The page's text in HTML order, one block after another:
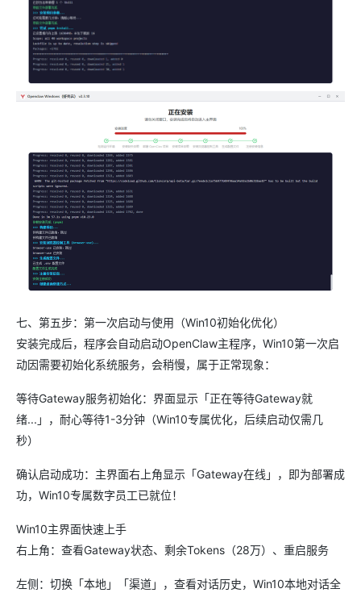
七、第五步：第一次启动与使用（Win10初始化优化）
安装完成后，程序会自动启动OpenClaw主程序，Win10第一次启
动因需要初始化系统服务，会稍慢，属于正常现象：
等待Gateway服务初始化：界面显示「正在等待Gateway就
绪...」，耐心等待1-3分钟（Win10专属优化，后续启动仅需几
秒）
确认启动成功：主界面右上角显示「Gateway在线」，即为部署成
功，Win10专属数字员工已就位！
Win10主界面快速上手
右上角：查看Gateway状态、剩余Tokens（28万）、重启服务
左侧：切换「本地」「渠道」，查看对话历史，Win10本地对话全